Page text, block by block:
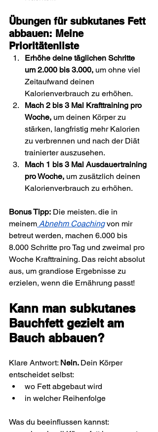
Übungen für subkutanes Fett
abbauen: Meine
Prioritätenliste
Erhöhe deine täglichen Schritte
um 2.000 bis 3.000, um ohne viel
Zeitaufwand deinen
Kalorienverbrauch zu erhöhen.
Mach 2 bis 3 Mal Krafttraining pro
Woche, um deinen Körper zu
stärken, langfristig mehr Kalorien
zu verbrennen und nach der Diät
trainierter auszusehen.
Mach 1 bis 3 Mal Ausdauertraining
pro Woche, um zusätzlich deinen
Kalorienverbrauch zu erhöhen.
Bonus Tipp: Die meisten. die in
meinem Abnehm Coaching von mir
betreut werden, machen 6.000 bis
8.000 Schritte pro Tag und zweimal pro
Woche Krafttraining. Das reicht absolut
aus, um grandiose Ergebnisse zu
erzielen, wenn die Ernährung passt!
Kann man subkutanes
Bauchfett gezielt am
Bauch abbauen?
Klare Antwort: Nein. Dein Körper
entscheidet selbst:
wo Fett abgebaut wird
in welcher Reihenfolge
Was du beeinflussen kannst: